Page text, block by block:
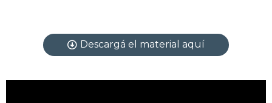
Descargá el material aquí